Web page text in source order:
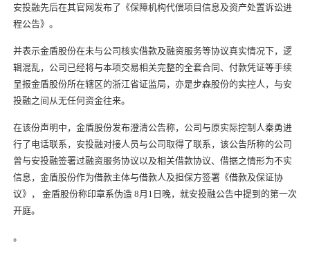
安投融先后在其官网发布了《保障机构代偿项目信息及资产处置诉讼进
程公告》。
并表示金盾股份在未与公司核实借款及融资服务等协议真实情况下，逻
辑混乱，公司已经将与本项交易相关完整的全套合同、付款凭证等手续
呈报金盾股份所在辖区的浙江省证监局，亦是步森股份的实控人，与安
投融之间从无任何资金往来。
在该份声明中，金盾股份发布澄清公告称，公司与原实际控制人秦勇进
行了电话联系，安投融对接人员与公司取得了联系，该公告所称的公司
曾与安投融签署过融资服务协议以及相关借款协议、借据之情形为不实
信息，金盾股份作为借款主体与借款人及担保方签署《借款及保证协
议》， 金盾股份称印章系伪造 8月1日晚，就安投融公告中提到的第一次
开庭。
。